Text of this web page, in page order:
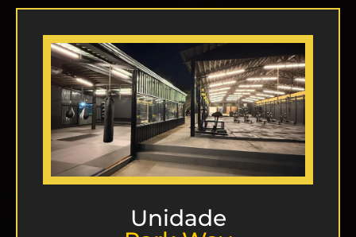
Unidade